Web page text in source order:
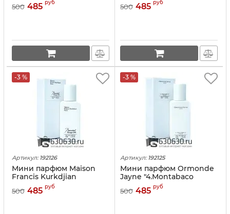
500 485 руб 500 485 руб
-3 %
Артикул: 192126
Мини парфюм Maison
Francis Kurkdjian
"Baccarat Rouge 540" 33
ml
500 485 руб
-3 %
Артикул: 192125
Мини парфюм Ormonde
Jayne "4.Montabaco
Intensivo" 33 ml
500 485 руб